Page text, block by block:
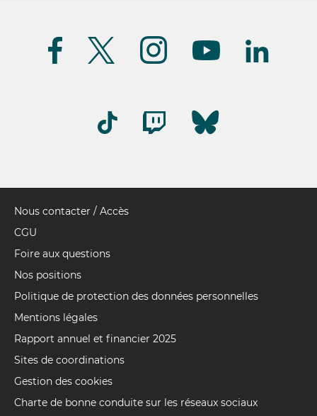
Pied
de
Nous contacter / Accès
CGU
Foire aux questions
Nos positions
Politique de protection des données personnelles
Mentions légales
Rapport annuel et financier 2025
Sites de coordinations
Gestion des cookies
Charte de bonne conduite sur les réseaux sociaux